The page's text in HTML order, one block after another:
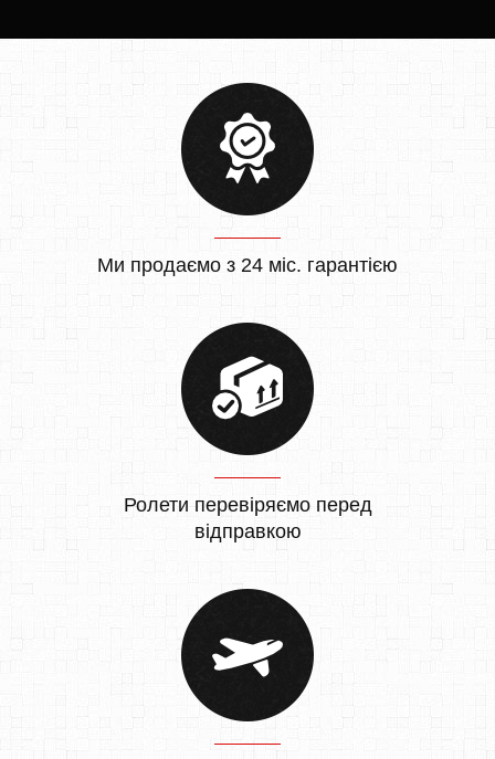
Ми продаємо з 24 міс. гарантією
Ролети перевіряємо перед
відправкою